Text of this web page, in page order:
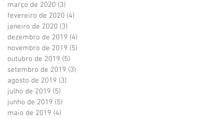
março de 2020 (3)
fevereiro de 2020 (4)
janeiro de 2020 (3)
dezembro de 2019 (4)
novembro de 2019 (5)
outubro de 2019 (5)
setembro de 2019 (3)
agosto de 2019 (3)
julho de 2019 (5)
junho de 2019 (5)
maio de 2019 (4)